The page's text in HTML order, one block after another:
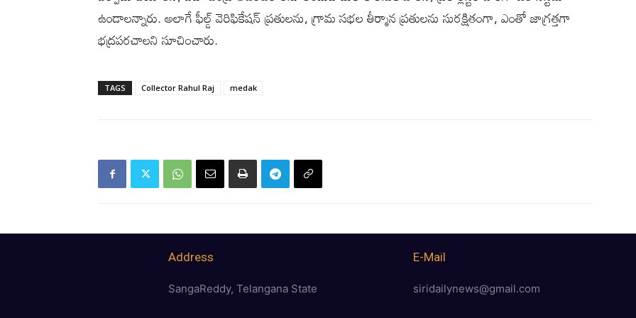
ఉండాలన్నారు. అలాగే ఫీల్డ్ వెరిఫికేషన్ ప్రతులను, గ్రామ సభల తీర్మాన ప్రతులను సురక్షితంగా, ఎంతో జాగ్రత్తగా
భద్రపరచాలని సూచించారు.
TAGS Collector Rahul Raj medak
Address
SangaReddy, Telangana State
E-Mail
siridailynews@gmail.com